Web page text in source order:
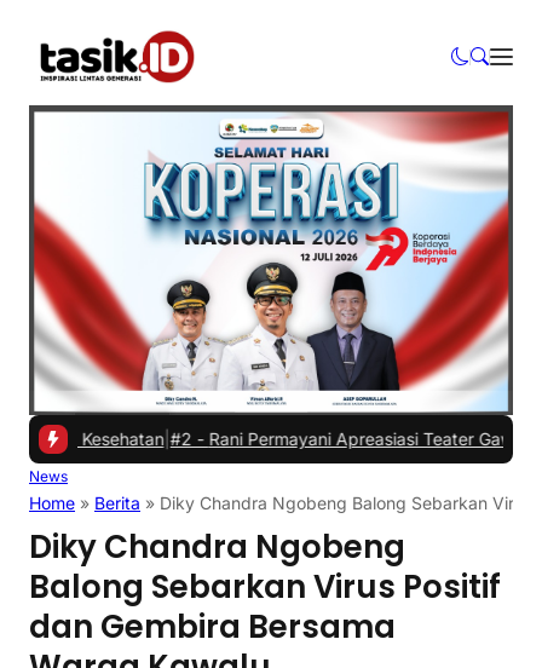
Kesehatan|#2 -Rani Permayani Apreasiasi Teater Gawe SMKN 3
News
Home » Berita » Diky Chandra Ngobeng Balong Sebarkan Virus
Diky Chandra Ngobeng
Balong Sebarkan Virus Positif
dan Gembira Bersama